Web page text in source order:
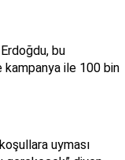
bu
kampanya ile 100 bin
uyması